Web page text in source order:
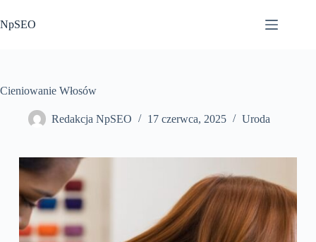
do
treści
NpSEO
Cieniowanie Włosów
Redakcja NpSEO 17 czerwca, 2025 Uroda